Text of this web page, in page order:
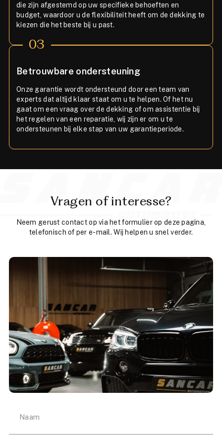
die zijn afgestemd op uw specifieke behoeften en
budget, waardoor u de flexibiliteit heeft om de dekking te
kiezen die het beste bij u past.
03
Betrouwbare ondersteuning
Onze garantie wordt ondersteund door een team van
experts dat altijd klaar staat om u te helpen. Of het nu
gaat om een vraag over de dekking of om assistentie bij
het regelen van een reparatie, wij zijn er om u te
ondersteunen bij elke stap van uw garantieperiode.
Vragen of interesse?
Neem gerust contact op via het formulier op deze pagina,
telefonisch of per e-mail. Wij helpen u snel verder.